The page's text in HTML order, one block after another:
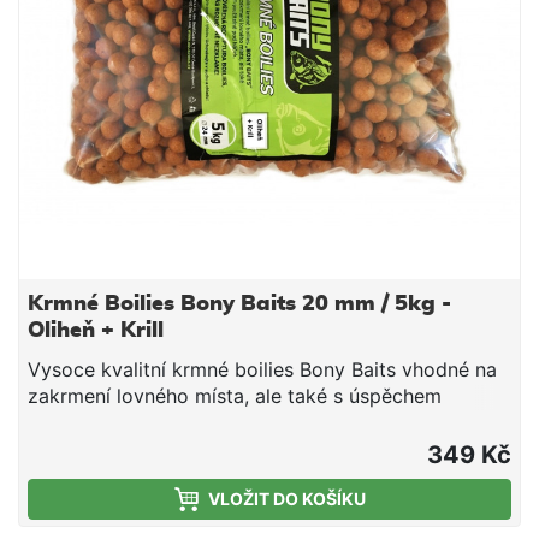
Krmné Boilies Bony Baits 20 mm / 5kg -
Oliheň + Krill
Vysoce kvalitní krmné boilies Bony Baits vhodné na
zakrmení lovného místa, ale také s úspěchem
kvalitních surovin, rybích mouček, olejů a drcených
semen, které ve vodě zanechávají lákavou chuťovou
a pachovou stopu. Boilies má vysoký podíl
esenciálních aminokyselin, nenasycených mastných
349 Kč
VLOŽIT DO KOŠÍKU